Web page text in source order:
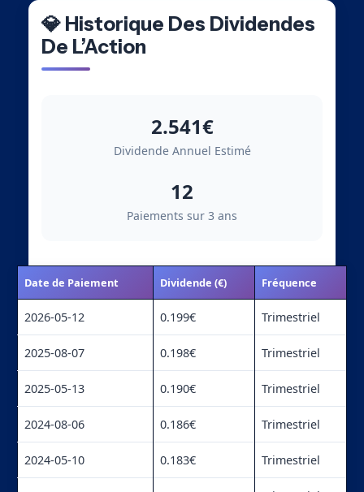
💎 Historique Des Dividendes
De L’Action
2.541€
Dividende Annuel Estimé
12
Paiements sur 3 ans
Date de Paiement Dividende (€) Fréquence
2026-05-12 0.199€ Trimestriel
2025-08-07 0.198€ Trimestriel
2025-05-13 0.190€ Trimestriel
2024-08-06 0.186€ Trimestriel
2024-05-10 0.183€ Trimestriel